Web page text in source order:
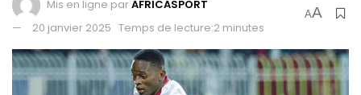
Mis en ligne parAFRICASPORT
20 janvier 2025 Temps de lecture:2 minutes
AA